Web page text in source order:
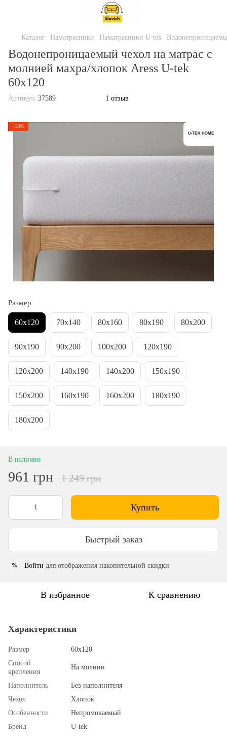
Каталог Наматрасники Наматрасники U-tek
Водонепроницаемый чехол на матрас с
молнией махра/хлопок Aress U-tek
60х120
Артикул: 37589 1 отзыв
−23%
Размер
60х120 70х140 80х160 80х190 80х200
90х190 90х200 100х200 120х190
120х200 140х190 140х200 150х190
150х200 160х190 160х200 180х190
180х200
В наличии
961 грн 1 249 грн
Купить
Быстрый заказ
% Войти для отображения накопительной скидки
В избранное К сравнению
Характеристики
Размер
60х120
Способ
крепления
На молнии
Наполнитель
Без наполнителя
Чехол
Хлопок
Особенности
Непромокаемый
Бренд
U-tek